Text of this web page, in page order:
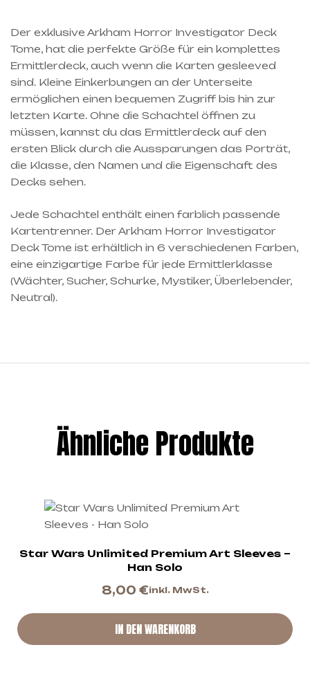
Der exklusive Arkham Horror Investigator Deck
Tome, hat die perfekte Größe für ein komplettes
Ermittlerdeck, auch wenn die Karten gesleeved
sind. Kleine Einkerbungen an der Unterseite
ermöglichen einen bequemen Zugriff bis hin zur
letzten Karte. Ohne die Schachtel öffnen zu
müssen, kannst du das Ermittlerdeck auf den
ersten Blick durch die Aussparungen das Porträt,
die Klasse, den Namen und die Eigenschaft des
Decks sehen.
Jede Schachtel enthält einen farblich passende
Kartentrenner. Der Arkham Horror Investigator
Deck Tome ist erhältlich in 6 verschiedenen Farben,
eine einzigartige Farbe für jede Ermittlerklasse
(Wächter, Sucher, Schurke, Mystiker, Überlebender,
Neutral).
Ähnliche Produkte
Star Wars Unlimited Premium Art Sleeves –
Han Solo
8,00 €inkl. MwSt.
IN DEN WARENKORB